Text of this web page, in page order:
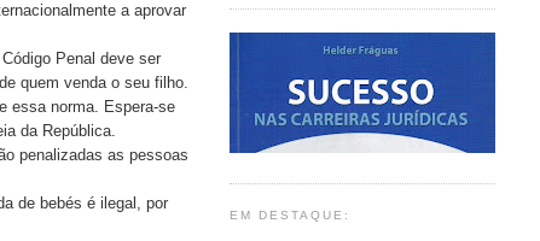
a aprovar
Penal deve ser
quem venda o seu filho.
essa norma. Espera-se
da República.
penalizadas as pessoas
de bebés é ilegal, por
EM DESTAQUE: